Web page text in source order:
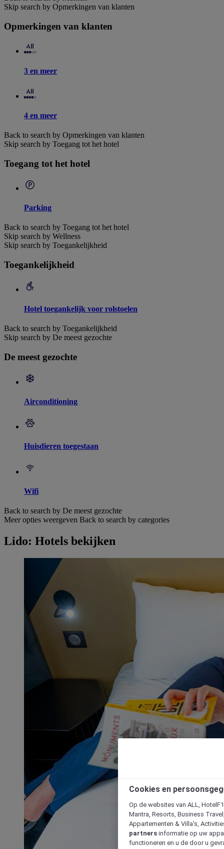
Skip search by Opmerkingen van klanten
Opmerkingen van klanten
3 en meer
4 en meer
Back to search by Opmerkingen van klanten
Skip search by Toegang tot het hotel
Toegang tot het hotel
Parking
Back to search by Toegang tot het hotel
Skip search by Wellness
Skip search by Toegankelijkheid
Toegankelijkheid
Hotel toegankelijk voor rolstoelen
Back to search by Toegankelijkheid
Skip search by De meest gezochte
De meest gezochte
Airconditioning
Huisdieren toegestaan
Wifi
Back to search by De meest gezochte
Meer opties weergeven Back to search by categories
Lido: Hotels bekijken
Cookies en
Op de websites van ALL,
Mantra, Resorts, Business
Appartementen & Villa's,
partners informatie op uw
functioneren en u de door u